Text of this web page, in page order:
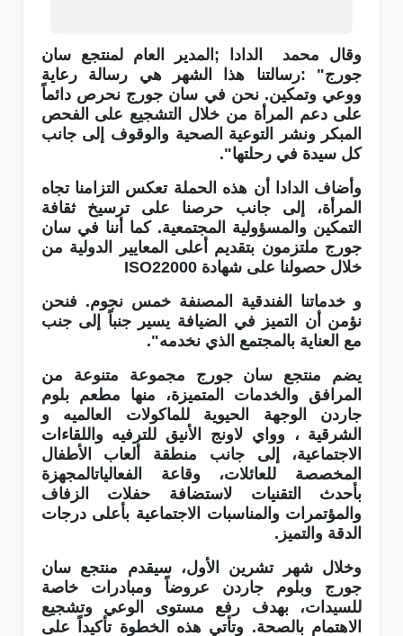
وقال محمد الدادا ; المدير العام لمنتجع سان
جورج: "رسالتنا هذا الشهر هي رسالة رعاية
ووعي وتمكين. نحن في سان جورج نحرص دائماً
على دعم المرأة من خلال التشجيع على الفحص
المبكر ونشر التوعية الصحية والوقوف إلى جانب
كل سيدة في رحلتها."
وأضاف الدادا أن هذه الحملة تعكس التزامنا تجاه
المرأة، إلى جانب حرصنا على ترسيخ ثقافة
التمكين والمسؤولية المجتمعية. كما أننا في سان
جورج ملتزمون بتقديم أعلى المعايير الدولية من
خلال حصولنا على شهادة ISO22000
و خدماتنا الفندقية المصنفة خمس نجوم. فنحن
نؤمن أن التميز في الضيافة يسير جنباً إلى جنب
مع العناية بالمجتمع الذي نخدمه."
يضم منتجع سان جورج مجموعة متنوعة من
المرافق والخدمات المتميزة، منها مطعم بلوم
جاردن الوجهة الحيوية للماكولات العالميه و
الشرقية ، وواي لاونج الأنيق للترفيه واللقاءات
الاجتماعية، إلى جانب منطقة ألعاب الأطفال
المخصصة للعائلات، وقاعة الفعالياتالمجهزة
بأحدث التقنيات لاستضافة حفلات الزفاف
والمؤتمرات والمناسبات الاجتماعية بأعلى درجات
الدقة والتميز .
وخلال شهر تشرين الأول، سيقدم منتجع سان
جورج وبلوم جاردن عروضاً ومبادرات خاصة
للسيدات، بهدف رفع مستوى الوعي وتشجيع
الاهتمام بالصحة. وتأتي هذه الخطوة تأكيداً على